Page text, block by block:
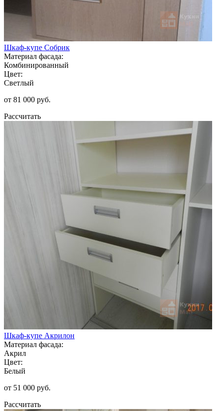
Шкаф-купе Собрик
Материал фасада:
Комбинированный
Цвет:
Светлый
от 81 000 руб.
Рассчитать
Шкаф-купе Акрилон
Материал фасада:
Акрил
Цвет:
Белый
от 51 000 руб.
Рассчитать